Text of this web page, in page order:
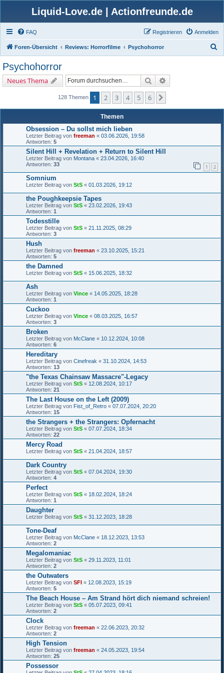
Liquid-Love.de | Actionfreunde.de
FAQ Anmelden
Registrieren
Foren-Übersicht Reviews: Horrorfilme Psychohorror
Psychohorror
Neues Thema Suche
128 Themen 1 2 3 4 5 6
Themen
Obsession – Du sollst mich lieben
Letzter Beitrag von freeman « 03.06.2026, 19:58
Antworten: 5
Silent Hill + Revelation + Return to Silent Hill
Letzter Beitrag von Montana « 23.04.2026, 16:40
Antworten: 33 1 2
Somnium
Letzter Beitrag von StS « 01.03.2026, 19:12
the Poughkeepsie Tapes
Letzter Beitrag von StS « 23.02.2026, 19:43
Antworten: 1
Todesstille
Letzter Beitrag von StS « 21.11.2025, 08:29
Antworten: 3
Hush
Letzter Beitrag von freeman « 23.10.2025, 15:21
Antworten: 5
the Damned
Letzter Beitrag von StS « 15.06.2025, 18:32
Ash
Letzter Beitrag von Vince « 14.05.2025, 18:28
Antworten: 1
Cuckoo
Letzter Beitrag von Vince « 08.03.2025, 16:57
Antworten: 3
Broken
Letzter Beitrag von McClane « 10.12.2024, 10:08
Antworten: 6
Hereditary
Letzter Beitrag von Cinefreak « 31.10.2024, 14:53
Antworten: 13
"the Texas Chainsaw Massacre"-Legacy
Letzter Beitrag von StS « 12.08.2024, 10:17
Antworten: 21
The Last House on the Left (2009)
Letzter Beitrag von Fist_of_Retro « 07.07.2024, 20:20
Antworten: 15
the Strangers + the Strangers: Opfernacht
Letzter Beitrag von StS « 07.07.2024, 18:34
Antworten: 22
Mercy Road
Letzter Beitrag von StS « 21.04.2024, 18:57
Dark Country
Letzter Beitrag von StS « 07.04.2024, 19:30
Antworten: 4
Perfect
Letzter Beitrag von StS « 18.02.2024, 18:24
Antworten: 1
Daughter
Letzter Beitrag von StS « 31.12.2023, 18:28
Tone-Deaf
Letzter Beitrag von McClane « 18.12.2023, 13:53
Antworten: 2
Megalomaniac
Letzter Beitrag von StS « 29.11.2023, 11:01
Antworten: 2
the Outwaters
Letzter Beitrag von SFI « 12.08.2023, 15:19
Antworten: 5
The Beach House – Am Strand hört dich niemand schreien!
Letzter Beitrag von StS « 05.07.2023, 09:41
Antworten: 2
Clock
Letzter Beitrag von freeman « 22.06.2023, 20:32
Antworten: 2
High Tension
Letzter Beitrag von freeman « 24.05.2023, 19:54
Antworten: 25
Possessor